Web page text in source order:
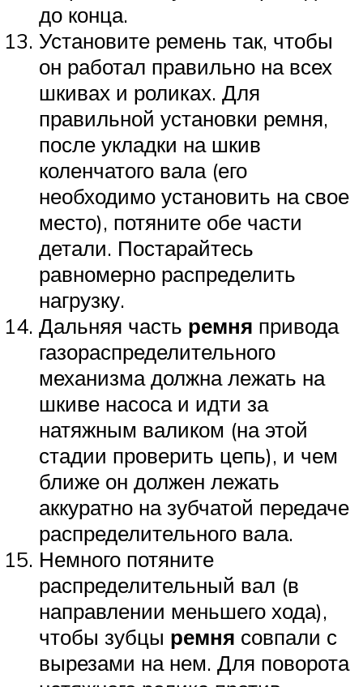
до конца.
Установите ремень так, чтобы
он работал правильно на всех
шкивах и роликах. Для
правильной установки ремня,
после укладки на шкив
коленчатого вала (его
необходимо установить на свое
место), потяните обе части
детали. Постарайтесь
равномерно распределить
нагрузку.
Дальняя часть ремня привода
газораспределительного
механизма должна лежать на
шкиве насоса и идти за
натяжным валиком (на этой
стадии проверить цепь), и чем
ближе он должен лежать
аккуратно на зубчатой ​​передаче
распределительного вала.
Немного потяните
распределительный вал (в
направлении меньшего хода),
чтобы зубцы ремня совпали с
вырезами на нем. Для поворота